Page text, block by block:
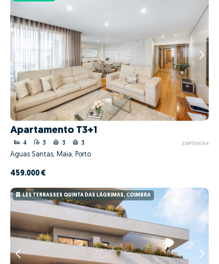
Apartamento T3+1
4 3 3 3 ZMPT591764
Águas Santas, Maia, Porto
459.000 €
LES TERRASSES QUINTA DAS LÁGRIMAS, COIMBRA